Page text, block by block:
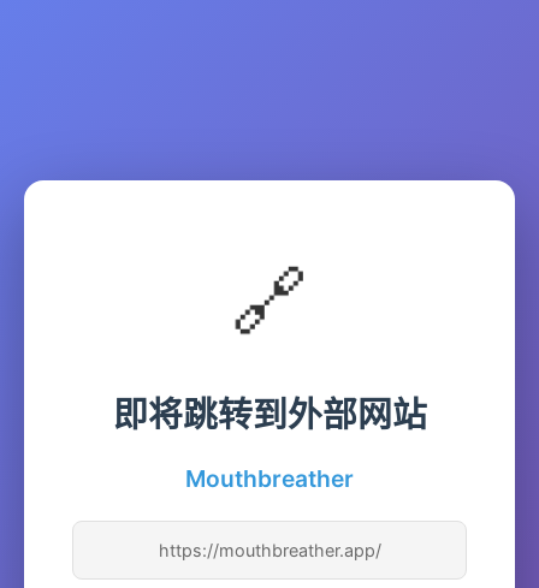
🔗
即将跳转到外部网站
Mouthbreather
https://mouthbreather.app/